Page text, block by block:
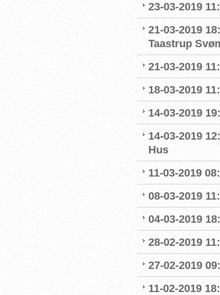
23-03-2019
21-03-2019
Taastrup
21-03-2019
18-03-2019
14-03-2019
14-03-2019
Hus
11-03-2019
08-03-2019
04-03-2019
28-02-2019
27-02-2019
11-02-2019